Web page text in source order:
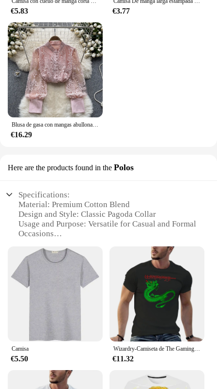
€5.83 €3.77
€16.29
Here are the products found in the Polos
Specifications:
Material: Premium Cotton Blend
Design and Style: Classic Pagoda Collar
Usage and Purpose: Versatile for Casual and Formal
Occasions
Comfortable Fit
Applicable Scenario: Ideal for Wholesale and Retail
Suppliers
Shape or Size or Weight or Quantity: Available in
Various Sizes and Quantities
**Elegant Design and Comfort**
The camisa pagoda Chureito Polos are not just
another shirt; they are a testament to classic design
and modern comfort. The pagoda collar, a hallmark
of this style, adds a touch of sophistication to any
outfit, making it perfect for both casual and formal
settings. The premium cotton blend ensures that the
Camisa
€5.50
Wizardry-Camiseta de The Gaming Legend para hombre, ropa estética de archivo azul, camisetas lisas de verano
€11.32